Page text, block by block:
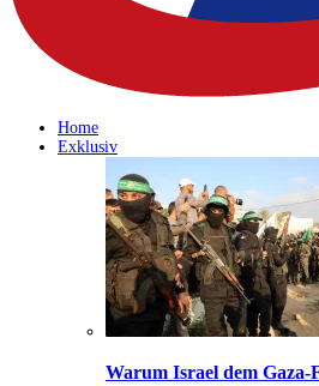
Home
Exklusiv
Warum Israel dem Gaza-